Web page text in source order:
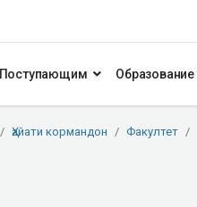
Поступающим Образование
Ҳайати кормандон Факултет